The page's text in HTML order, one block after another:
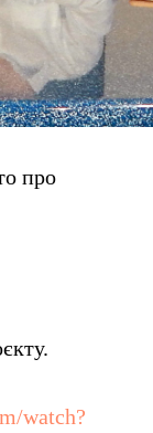
про
watch?